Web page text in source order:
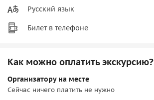
Русский язык
Билет в телефоне
Как можно оплатить экскурсию?
Организатору на месте
Сейчас ничего платить не нужно